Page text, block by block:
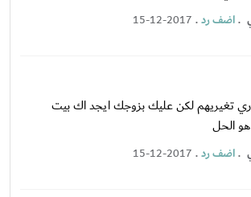
.اضف رد.
15-12-2017
تغيريهم لكن عليك بزوجك ايجد اك بيت
الحل
.اضف رد.
15-12-2017